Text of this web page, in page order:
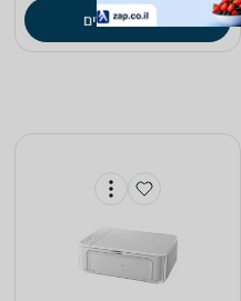
השוואת מחירים